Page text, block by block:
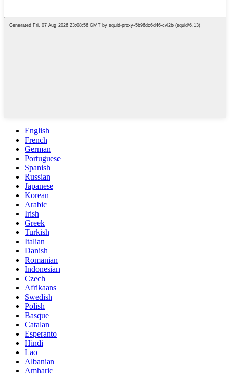
English
French
German
Portuguese
Spanish
Russian
Japanese
Korean
Arabic
Irish
Greek
Turkish
Italian
Danish
Romanian
Indonesian
Czech
Afrikaans
Swedish
Polish
Basque
Catalan
Esperanto
Hindi
Lao
Albanian
Amharic